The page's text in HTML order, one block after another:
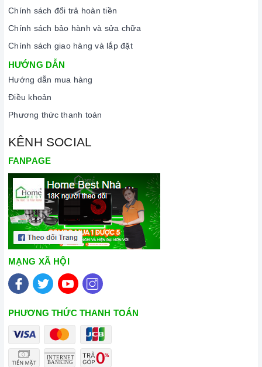
Chính sách đổi trả hoàn tiền
Chính sách bảo hành và sửa chữa
Chính sách giao hàng và lắp đặt
HƯỚNG DẪN
Hướng dẫn mua hàng
Điều khoản
Phương thức thanh toán
KÊNH SOCIAL
FANPAGE
MẠNG XÃ HỘI
PHƯƠNG THỨC THANH TOÁN